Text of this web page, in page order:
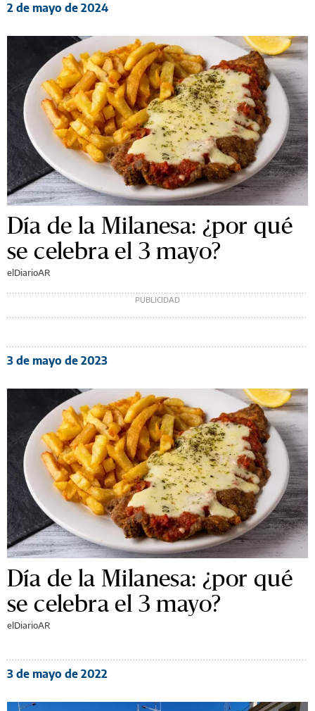
2 de mayo de 2024
Día de la Milanesa: ¿por qué
se celebra el 3 mayo?
elDiarioAR
3 de mayo de 2023
Día de la Milanesa: ¿por qué
se celebra el 3 mayo?
elDiarioAR
3 de mayo de 2022